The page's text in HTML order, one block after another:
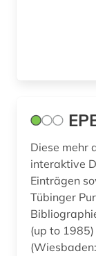
Diese mehr
interaktive
Einträgen
Tübinger
(up to